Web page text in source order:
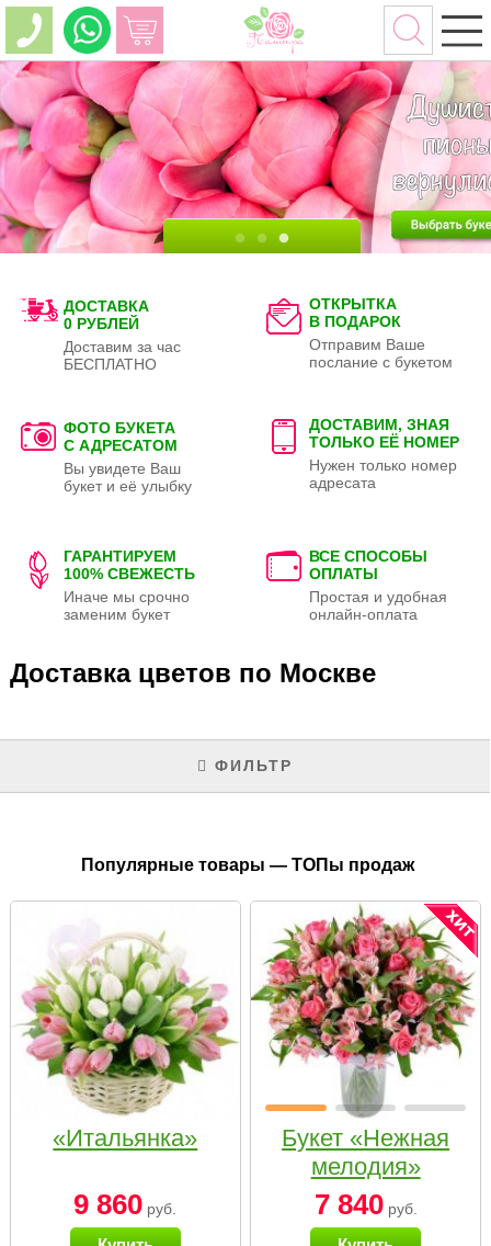
ДОСТАВКА
0 РУБЛЕЙ
Доставим за час
БЕСПЛАТНО
ОТКРЫТКА
В ПОДАРОК
Отправим Ваше
послание с букетом
ФОТО БУКЕТА
С АДРЕСАТОМ
Вы увидете Ваш
букет и её улыбку
ДОСТАВИМ, ЗНАЯ
ТОЛЬКО ЕЁ НОМЕР
Нужен только номер
адресата
ГАРАНТИРУЕМ
100% СВЕЖЕСТЬ
Иначе мы срочно
заменим букет
ВСЕ СПОСОБЫ
ОПЛАТЫ
Простая и удобная
онлайн-оплата
Доставка цветов по Москве
ФИЛЬТР
Популярные товары — ТОПы продаж
«Итальянка»
9 860 руб.
Букет «Нежная
мелодия»
7 840руб.